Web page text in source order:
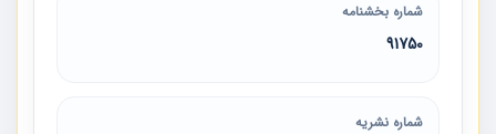
شماره بخشنامه
91750
شماره نشریه